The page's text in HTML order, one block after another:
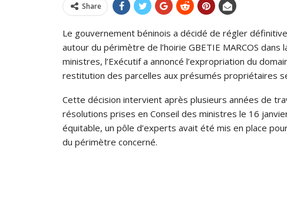
Share
Le gouvernement béninois a décidé de régler
autour du périmètre de l’hoirie GBETIE MARCOS dans
ministres, l’Exécutif a annoncé l’expropriation du
restitution des parcelles aux présumés propriétaires
Cette décision intervient après plusieurs années de
résolutions prises en Conseil des ministres le 16
équitable, un pôle d’experts avait été mis en place
du périmètre concerné.